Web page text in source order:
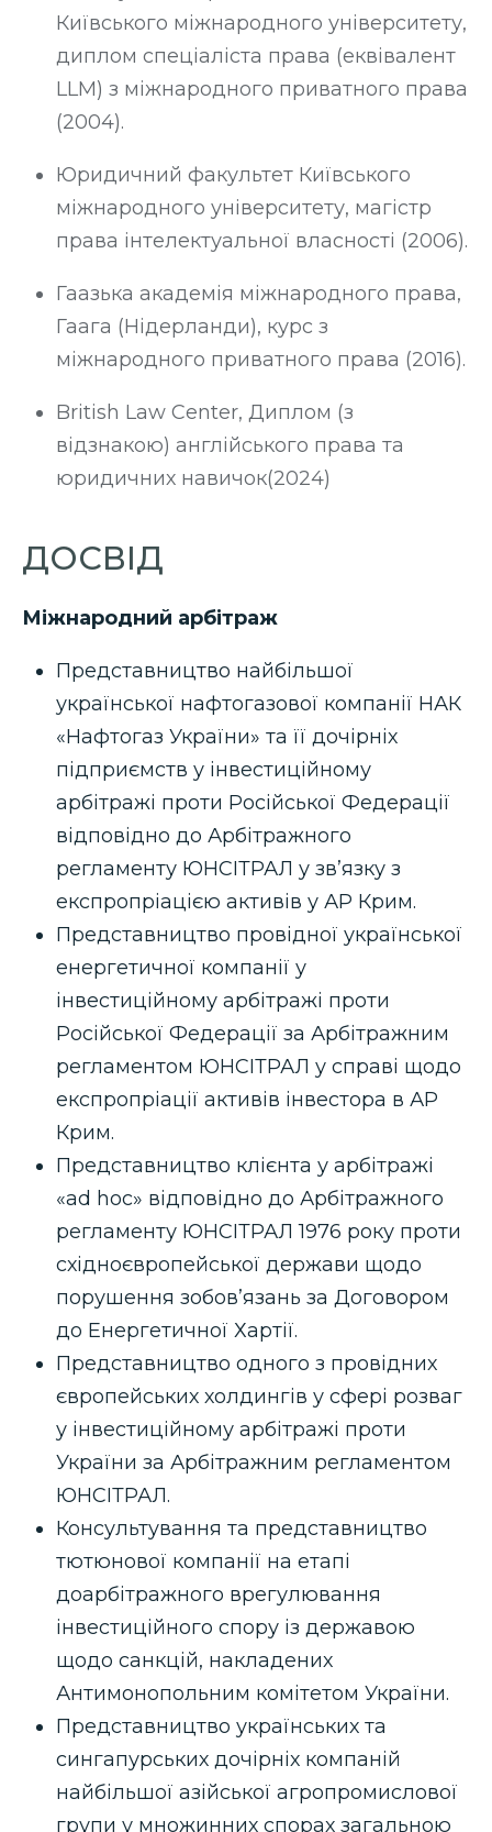
Київського міжнародного університету,
диплом спеціаліста права (еквівалент
LLM) з міжнародного приватного права
(2004).
Юридичний факультет Київського
міжнародного університету, магістр
права інтелектуальної власності (2006).
Гаазька академія міжнародного права,
Гаага (Нідерланди), курс з
міжнародного приватного права (2016).
British Law Center, Диплом (з
відзнакою) англійського права та
юридичних навичок(2024)
ДОСВІД
Міжнародний арбітраж
Представництво найбільшої
української нафтогазової компанії НАК
«Нафтогаз України» та її дочірніх
підприємств у інвестиційному
арбітражі проти Російської Федерації
відповідно до Арбітражного
регламенту ЮНСІТРАЛ у зв’язку з
експропріацією активів у АР Крим.
Представництво провідної української
енергетичної компанії у
інвестиційному арбітражі проти
Російської Федерації за Арбітражним
регламентом ЮНСІТРАЛ у справі щодо
експропріації активів інвестора в АР
Крим.
Представництво клієнта у арбітражі
«ad hoc» відповідно до Арбітражного
регламенту ЮНСІТРАЛ 1976 року проти
східноєвропейської держави щодо
порушення зобов’язань за Договором
до Енергетичної Хартії.
Представництво одного з провідних
європейських холдингів у сфері розваг
у інвестиційному арбітражі проти
України за Арбітражним регламентом
ЮНСІТРАЛ.
Консультування та представництво
тютюнової компанії на етапі
доарбітражного врегулювання
інвестиційного спору із державою
щодо санкцій, накладених
Антимонопольним комітетом України.
Представництво українських та
сингапурських дочірніх компаній
найбільшої азійської агропромислової
групи у множинних спорах загальною